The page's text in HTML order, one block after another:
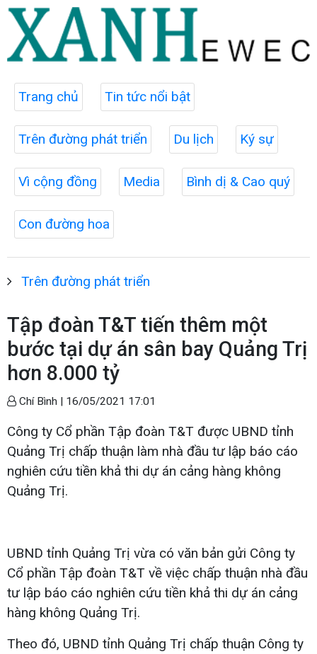
Trang chủ Tin tức nổi bật
Trên đường phát triển Du lịch Ký sự
Vì cộng đồng Media Bình dị & Cao quý
Con đường hoa
Trên đường phát triển
Tập đoàn T&T tiến thêm một
bước tại dự án sân bay Quảng Trị
hơn 8.000 tỷ
Chí Bình | 16/05/2021 17:01
Công ty Cổ phần Tập đoàn T&T được UBND tỉnh
Quảng Trị chấp thuận làm nhà đầu tư lập báo cáo
nghiên cứu tiền khả thi dự án cảng hàng không
Quảng Trị.
UBND tỉnh Quảng Trị vừa có văn bản gửi Công ty
Cổ phần Tập đoàn T&T về việc chấp thuận nhà đầu
tư lập báo cáo nghiên cứu tiền khả thi dự án cảng
hàng không Quảng Trị.
Theo đó, UBND tỉnh Quảng Trị chấp thuận Công ty